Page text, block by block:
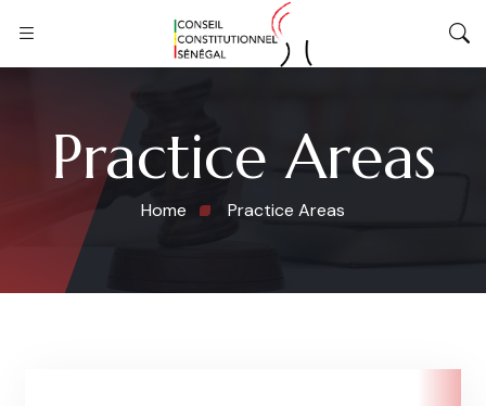
Practice Areas
Home Practice Areas